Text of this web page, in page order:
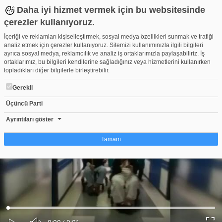
Daha iyi hizmet vermek için bu websitesinde
çerezler kullanıyoruz.
İçeriği ve reklamları kişiselleştirmek, sosyal medya özellikleri sunmak ve trafiği
analiz etmek için çerezler kullanıyoruz. Sitemizi kullanımınızla ilgili bilgileri
ayrıca sosyal medya, reklamcılık ve analiz iş ortaklarımızla paylaşabiliriz. İş
ortaklarımız, bu bilgileri kendilerine sağladığınız veya hizmetlerini kullanırken
topladıkları diğer bilgilerle birleştirebilir.
Gerekli
Üçüncü Parti
Ayrıntıları göster
Tamam
Çerez nedir?
Çerezler, web-sitelerinin, kullanıcıların deneyimlerini daha verimli hale getirmek
amacıyla kullandığı küçük metin dosyalarıdır. Yasalara göre, bu sitenin
işletilmesi için kesinlikle gerekli olan çerezleri cihazınıza yerleştirebiliyoruz.
Diğer çerez türleri için sizden izin almamız gerekiyor. Bu site farklı çerez türleri
kullanmaktadır. Bazı çerezler, sayfalarımızda yer alan üçüncü şahıs hizmetleri
tarafından yerleştirilir. İzniniz şu alanlar için geçerlidir: web.tv
Ses
Yüklendi:
Yükleniyor:
80 ve 81 yaşındaki çift koronavirüsü yendi!